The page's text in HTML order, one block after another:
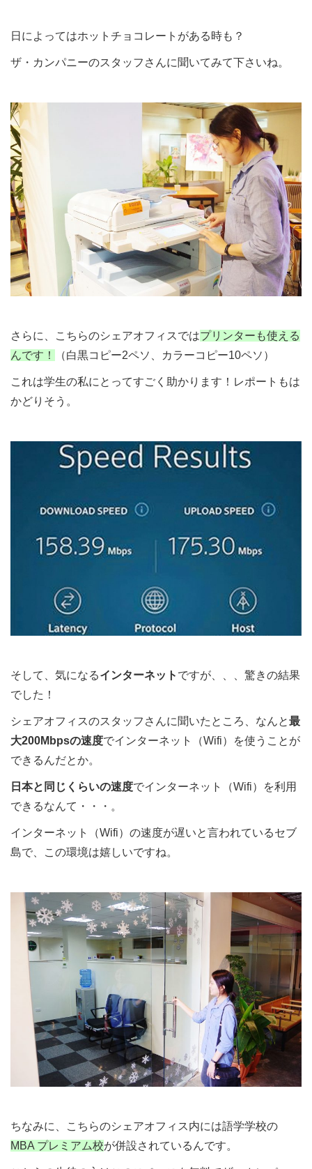
日によってはホットチョコレートがある時も？
ザ・カンパニーのスタッフさんに聞いてみて下さいね。
さらに、こちらのシェアオフィスではプリンターも使える
んです！
（白黒コピー2ペソ、カラーコピー10ペソ）
これは学生の私にとってすごく助かります！レポートもは
かどりそう。
そして、気になるインターネット ですが、、、驚きの結果
でした！
シェアオフィスのスタッフさんに聞いたところ、なんと最
大200Mbpsの速度でインターネット（Wifi）を使うことが
できるんだとか。
日本と同じくらいの速度でインターネット（Wifi）を利用
できるなんて・・・。
インターネット（Wifi）の速度が遅いと言われているセブ
島で、この環境は嬉しいですね。
ちなみに、こちらのシェアオフィス内には語学学校の
MBA プレミアム校が併設されているんです。